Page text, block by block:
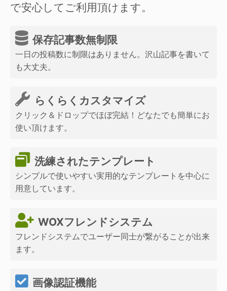
で安心してご利用頂けます。
保存記事数無制限
一日の投稿数に制限はありません。沢山記事を書いて
も大丈夫。
らくらくカスタマイズ
クリック＆ドロップでほぼ完結！どなたでも簡単にお
使い頂けます。
洗練されたテンプレート
シンプルで使いやすい実用的なテンプレートを中心に
用意しています。
WOXフレンドシステム
フレンドシステムでユーザー同士が繋がることが出来
ます。
画像認証機能